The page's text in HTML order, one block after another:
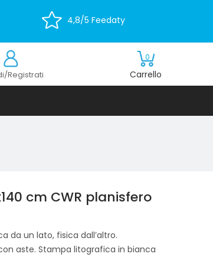
4,8/5 Feedaty
Registrati
0
Carrello
cm CWR planisfero
da un lato, fisica dall’altro.
aste. Stampa litografica in bianca